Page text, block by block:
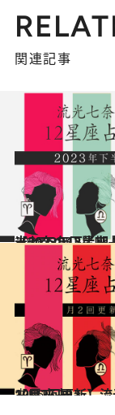
関連記事
2023.6.28
【2023年下半期占い】流光七奈の12
占い
2026.7.29
【月2回更新】流光七奈の12星座占い
占い